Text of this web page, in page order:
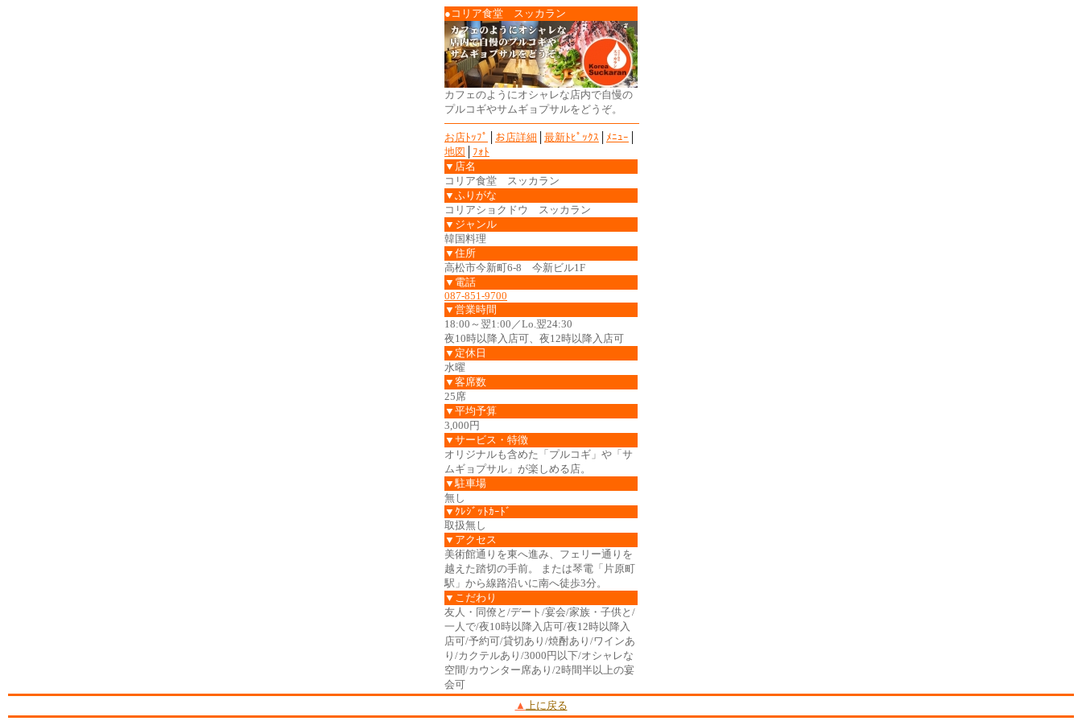
●コリア食堂 スッカラン
カフェのようにオシャレな店内で自慢の
プルコギやサムギョプサルをどうぞ。
お店ﾄｯﾌﾟ お店詳細 最新ﾄﾋﾟｯｸｽ ﾒﾆｭｰ
地図
ﾌｫﾄ
▼店名
コリア食堂 スッカラン
▼ふりがな
コリアショクドウ スッカラン
▼ジャンル
韓国料理
▼住所
高松市今新町6-8 今新ビル1F
▼電話
087-851-9700
▼営業時間
18:00～翌1:00／Lo.翌24:30
夜10時以降入店可、夜12時以降入店可
▼定休日
水曜
▼客席数
25席
▼平均予算
3,000円
▼サービス・特徴
オリジナルも含めた「プルコギ」や「サ
ムギョプサル」が楽しめる店。
▼駐車場
無し
▼ｸﾚｼﾞｯﾄｶｰﾄﾞ
取扱無し
▼アクセス
美術館通りを東へ進み、フェリー通りを
越えた踏切の手前。 または琴電「片原町
駅」から線路沿いに南へ徒歩3分。
▼こだわり
友人・同僚と/デート/宴会/家族・子供と/
一人で/夜10時以降入店可/夜12時以降入
店可/予約可/貸切あり/焼酎あり/ワインあ
り/カクテルあり/3000円以下/オシャレな
空間/カウンター席あり/2時間半以上の宴
会可
▲ 上に戻る